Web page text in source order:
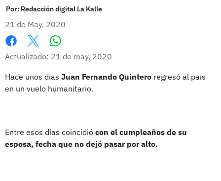
Por: Redacción digital La Kalle
21 de May, 2020
Facebook
X
Actualizado: 21 de may, 2020
Hace unos días Juan Fernando Quintero regresó al país
en un vuelo humanitario.
Entre esos días coincidió con el cumpleaños de su
esposa, fecha que no dejó pasar por alto.